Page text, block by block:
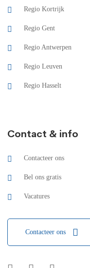
Regio Kortrijk
Regio Gent
Regio Antwerpen
Regio Leuven
Regio Hasselt
Contact & info
Contacteer ons
Bel ons gratis
Vacatures
Contacteer ons